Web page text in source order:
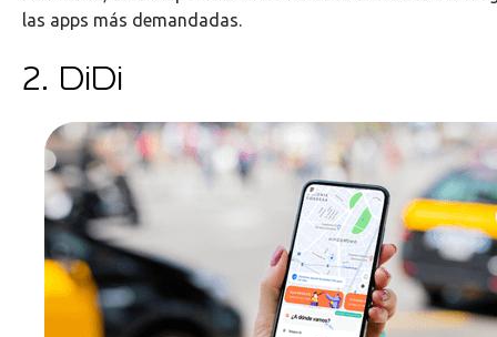
las apps más demandadas.
2. DiDi